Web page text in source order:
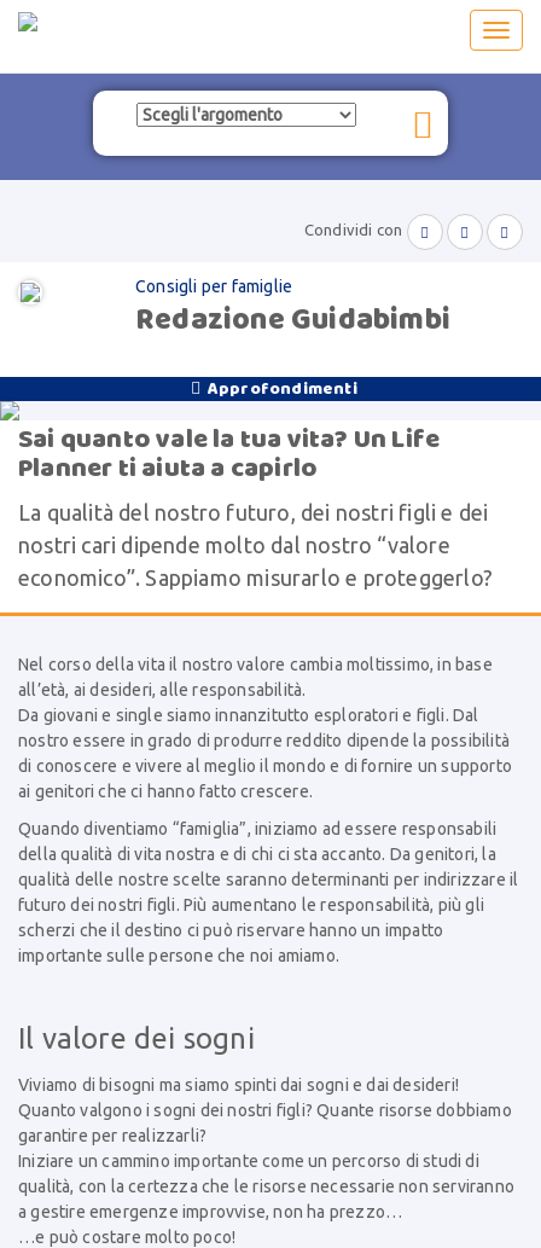
Condividi con   
Consigli per famiglie
Redazione Guidabimbi
 Approfondimenti
Sai quanto vale la tua vita? Un Life
Planner ti aiuta a capirlo
La qualità del nostro futuro, dei nostri figli e dei
nostri cari dipende molto dal nostro “valore
economico”. Sappiamo misurarlo e proteggerlo?
Nel corso della vita il nostro valore cambia moltissimo, in base
all’età, ai desideri, alle responsabilità.
Da giovani e single siamo innanzitutto esploratori e figli. Dal
nostro essere in grado di produrre reddito dipende la possibilità
di conoscere e vivere al meglio il mondo e di fornire un supporto
ai genitori che ci hanno fatto crescere.
Quando diventiamo “famiglia”, iniziamo ad essere responsabili
della qualità di vita nostra e di chi ci sta accanto. Da genitori, la
qualità delle nostre scelte saranno determinanti per indirizzare il
futuro dei nostri figli. Più aumentano le responsabilità, più gli
scherzi che il destino ci può riservare hanno un impatto
importante sulle persone che noi amiamo.
Il valore dei sogni
Viviamo di bisogni ma siamo spinti dai sogni e dai desideri!
Quanto valgono i sogni dei nostri figli? Quante risorse dobbiamo
garantire per realizzarli?
Iniziare un cammino importante come un percorso di studi di
qualità, con la certezza che le risorse necessarie non serviranno
a gestire emergenze improvvise, non ha prezzo…
…e può costare molto poco!